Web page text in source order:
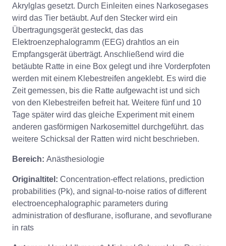
Akrylglas gesetzt. Durch Einleiten eines Narkosegases
wird das Tier betäubt. Auf den Stecker wird ein
Übertragungsgerät gesteckt, das das
Elektroenzephalogramm (EEG) drahtlos an ein
Empfangsgerät überträgt. Anschließend wird die
betäubte Ratte in eine Box gelegt und ihre Vorderpfoten
werden mit einem Klebestreifen angeklebt. Es wird die
Zeit gemessen, bis die Ratte aufgewacht ist und sich
von den Klebestreifen befreit hat. Weitere fünf und 10
Tage später wird das gleiche Experiment mit einem
anderen gasförmigen Narkosemittel durchgeführt. das
weitere Schicksal der Ratten wird nicht beschrieben.
Bereich: Anästhesiologie
Originaltitel: Concentration-effect relations, prediction
probabilities (Pk), and signal-to-noise ratios of different
electroencephalographic parameters during
administration of desflurane, isoflurane, and sevoflurane
in rats